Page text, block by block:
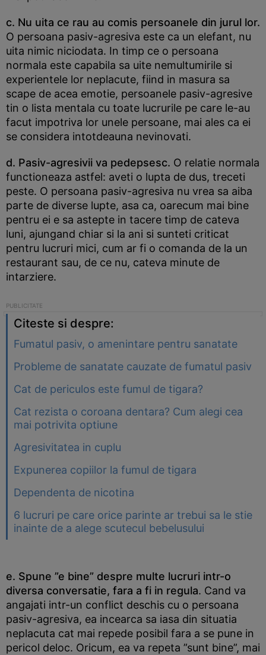
c. Nu uita ce rau au comis persoanele din jurul lor.
O persoana pasiv-agresiva este ca un elefant, nu
uita nimic niciodata. In timp ce o persoana
normala este capabila sa uite nemultumirile si
experientele lor neplacute, fiind in masura sa
scape de acea emotie, persoanele pasiv-agresive
tin o lista mentala cu toate lucrurile pe care le-au
facut impotriva lor unele persoane, mai ales ca ei
se considera intotdeauna nevinovati.
d. Pasiv-agresivii va pedepsesc. O relatie normala
functioneaza astfel: aveti o lupta de dus, treceti
peste. O persoana pasiv-agresiva nu vrea sa aiba
parte de diverse lupte, asa ca, oarecum mai bine
pentru ei e sa astepte in tacere timp de cateva
luni, ajungand chiar si la ani si sunteti criticat
pentru lucruri mici, cum ar fi o comanda de la un
restaurant sau, de ce nu, cateva minute de
intarziere.
Citeste si despre:
Fumatul pasiv, o amenintare pentru sanatate
Probleme de sanatate cauzate de fumatul pasiv
Cat de periculos este fumul de tigara?
Cat rezista o coroana dentara? Cum alegi cea
mai potrivita optiune
Agresivitatea in cuplu
Expunerea copiilor la fumul de tigara
Dependenta de nicotina
6 lucruri pe care orice parinte ar trebui sa le stie
inainte de a alege scutecul bebelusului
e. Spune ”e bine” despre multe lucruri intr-o
diversa conversatie, fara a fi in regula. Cand va
angajati intr-un conflict deschis cu o persoana
pasiv-agresiva, ea incearca sa iasa din situatia
neplacuta cat mai repede posibil fara a se pune in
pericol deloc. Oricum, ea va repeta ”sunt bine”, mai